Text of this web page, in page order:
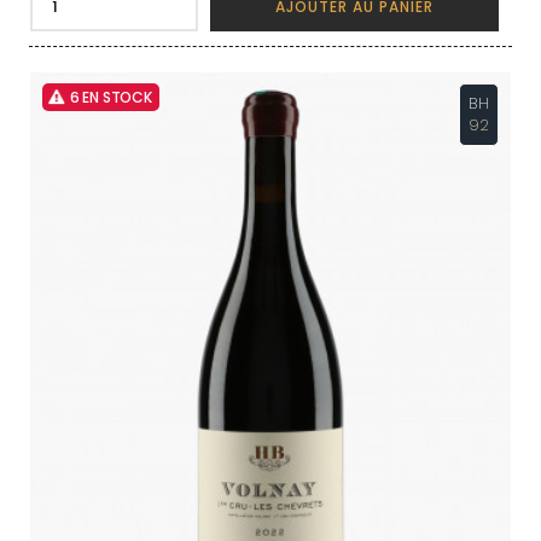
AJOUTER AU PANIER
6 EN STOCK
BH
92